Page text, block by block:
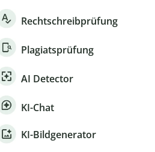
Rechtschreibprüfung
Plagiatsprüfung
AI Detector
KI-Chat
KI-Bildgenerator